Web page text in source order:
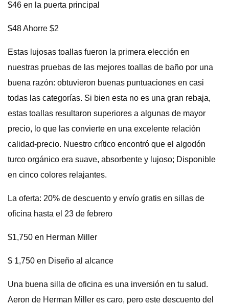
$46 en la puerta principal
$48 Ahorre $2
Estas lujosas toallas fueron la primera elección en
nuestras pruebas de las mejores toallas de baño por una
buena razón: obtuvieron buenas puntuaciones en casi
todas las categorías. Si bien esta no es una gran rebaja,
estas toallas resultaron superiores a algunas de mayor
precio, lo que las convierte en una excelente relación
calidad-precio. Nuestro crítico encontró que el algodón
turco orgánico era suave, absorbente y lujoso; Disponible
en cinco colores relajantes.
La oferta: 20% de descuento y envío gratis en sillas de
oficina hasta el 23 de febrero
$1,750 en Herman Miller
$ 1,750 en Diseño al alcance
Una buena silla de oficina es una inversión en tu salud.
Aeron de Herman Miller es caro, pero este descuento del